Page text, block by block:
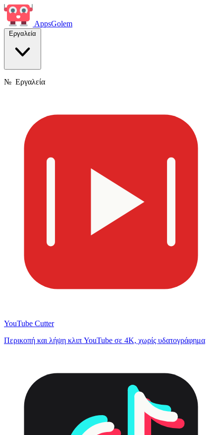
AppsGolem
Εργαλεία
№ Εργαλεία
YouTube Cutter
Περικοπή και λήψη κλιπ YouTube σε 4K, χωρίς υδατογράφημα